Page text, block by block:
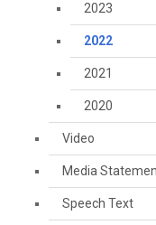
2023
2022
2021
2020
Video
Media
Speech Text